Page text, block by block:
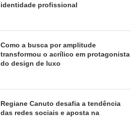
identidade profissional
Como a busca por amplitude
transformou o acrílico em protagonista
do design de luxo
Regiane Canuto desafia a tendência
das redes sociais e aposta na